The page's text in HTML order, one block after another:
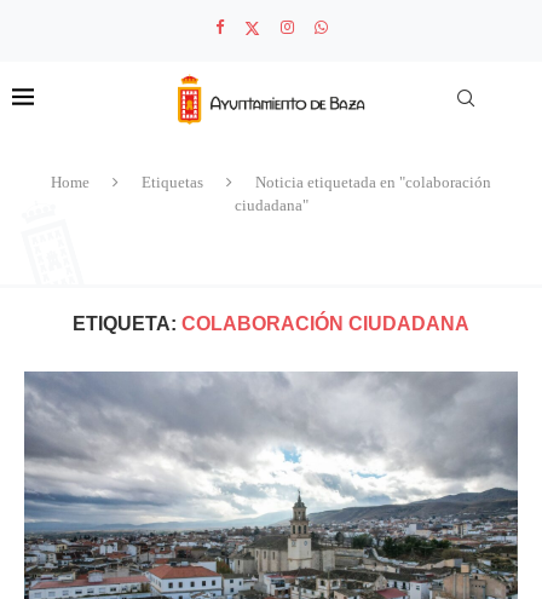
Home Etiquetas
Noticia etiquetada en "colaboración
ciudadana"
ETIQUETA: COLABORACIÓN CIUDADANA